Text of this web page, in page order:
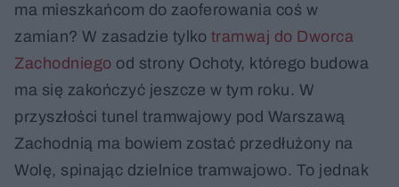
ma mieszkańcom do zaoferowania coś w
zamian? W zasadzie tylko tramwaj do Dworca
Zachodniego od strony Ochoty, którego budowa
ma się zakończyć jeszcze w tym roku. W
przyszłości tunel tramwajowy pod Warszawą
Zachodnią ma bowiem zostać przedłużony na
Wolę, spinając dzielnice tramwajowo. To jednak